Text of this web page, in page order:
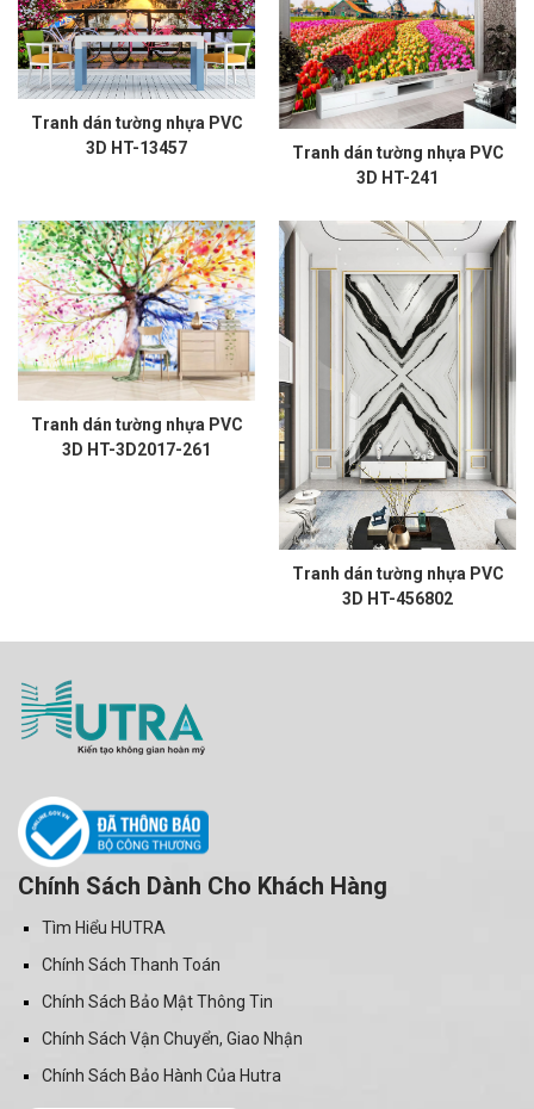
Tranh dán tường nhựa PVC
3D HT-13457
Tranh dán tường nhựa PVC
3D HT-241
Tranh dán tường nhựa PVC
3D HT-3D2017-261
Tranh dán tường nhựa PVC
3D HT-456802
Chính Sách Dành Cho Khách Hàng
Tìm Hiểu HUTRA
Chính Sách Thanh Toán
Chính Sách Bảo Mật Thông Tin
Chính Sách Vận Chuyển, Giao Nhận
Chính Sách Bảo Hành Của Hutra